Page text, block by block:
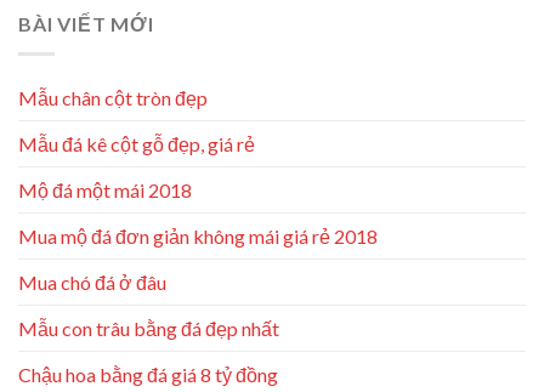
BÀI VIẾT MỚI
Mẫu chân cột tròn đẹp
Mẫu đá kê cột gỗ đẹp, giá rẻ
Mộ đá một mái 2018
Mua mộ đá đơn giản không mái giá rẻ 2018
Mua chó đá ở đâu
Mẫu con trâu bằng đá đẹp nhất
Chậu hoa bằng đá giá 8 tỷ đồng